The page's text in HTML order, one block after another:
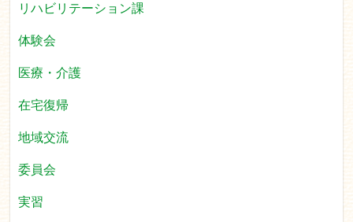
リハビリテーション課
体験会
医療・介護
在宅復帰
地域交流
委員会
実習